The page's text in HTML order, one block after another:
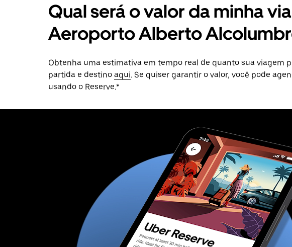
Qual será o valor da minha
Aeroporto Alberto
Obtenha uma estimativa em tempo real de quanto sua viagem
partida e destino aqui. Se quiser garantir o valor, você pode
usando o Reserve.*